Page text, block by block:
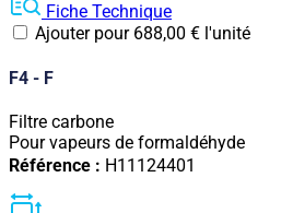
Fiche Technique
Ajouter pour 688,00 € l'unité
F4 - F
Filtre carbone
Pour vapeurs de formaldéhyde
Référence : H11124401